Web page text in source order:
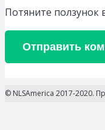
Потяните ползунок
Отправить
© NLSAmerica 2017-2020.